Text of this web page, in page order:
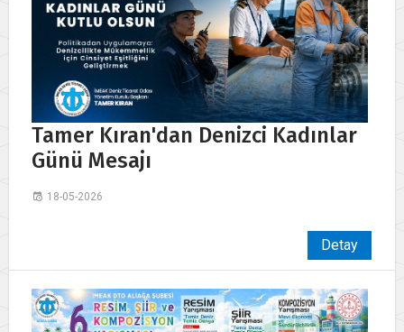
Tamer Kıran'dan Denizci Kadınlar
Günü Mesajı
18-05-2026
Detay